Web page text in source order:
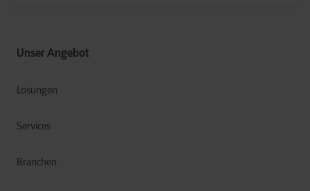
Unser Angebot
Lösungen
Services
Branchen